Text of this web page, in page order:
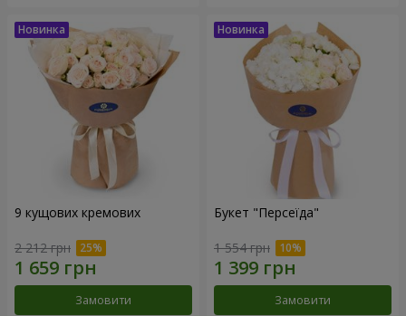
9 кущових кремових
2 212 грн
Замовити
Букет "Персеїда"
1 554 грн
Замовити